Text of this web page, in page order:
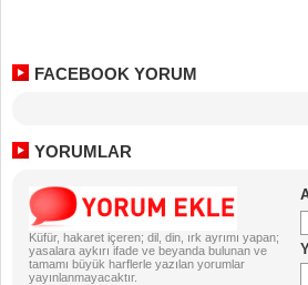
FACEBOOK YORUM
YORUMLAR
Küfür, hakaret içeren; dil, din, ırk ayrımı yapan;
yasalara aykırı ifade ve beyanda bulunan ve
tamamı büyük harflerle yazılan yorumlar
yayınlanmayacaktır.